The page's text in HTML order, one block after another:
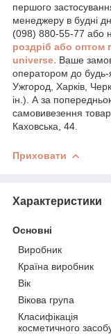
першого
менеджеру в будні
(098) 880-55-77 або
роздріб або оптом
universe. Ваше
оператором до будь-
Ужгород, Харків,
ін.). А за
самовивезення
Каховська, 44.
Приховати
Характеристики
Основні
Виробник
Країна виробник
Вік
Вікова група
Класифікація
косметичного